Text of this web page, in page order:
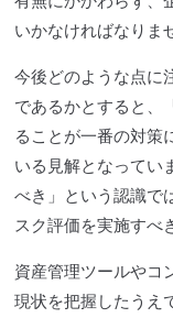
いかなければなりま
今後どのような点に
であるかとすると、
ることが一番の対策
いる見解となってい
べき」という認識で
スク評価を実施すべ
資産管理ツールやコ
現状を把握したうえ